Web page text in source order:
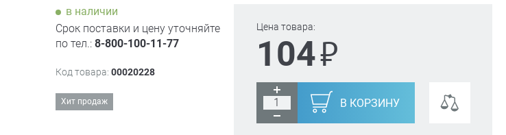
Цена товара:
104₽
В КОРЗИНУ
в наличии
Срок поставки и цену уточняйте
по тел.:8-800-100-11-77
Код товара: 00020228
Хит продаж